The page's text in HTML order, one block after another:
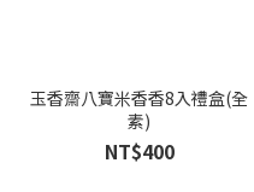
玉香齋八寶米香香8入禮盒(全
素)
NT$400